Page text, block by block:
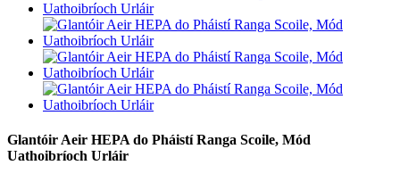
Glantóir Aeir HEPA do Pháistí Ranga Scoile, Mód
Uathoibríoch Urláir